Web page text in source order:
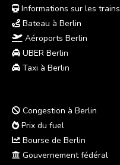
Informations sur les trains
Bateau à Berlin
Aéroports Berlin
UBER Berlin
Taxi à Berlin
Congestion à Berlin
Prix du fuel
Bourse de Berlin
Gouvernement fédéral